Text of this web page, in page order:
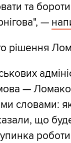
та
—
рішення
—
словами:
що
роботи